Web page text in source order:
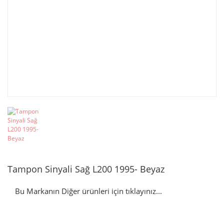
Tampon Sinyali Sağ L200 1995- Beyaz
Bu Markanın Diğer ürünleri için tıklayınız...